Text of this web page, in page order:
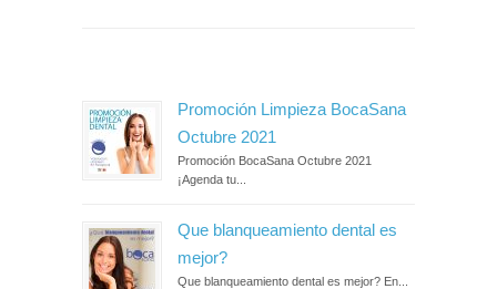
Promoción Limpieza BocaSana
Octubre 2021
Promoción BocaSana Octubre 2021
¡Agenda tu...
Que blanqueamiento dental es
mejor?
Que blanqueamiento dental es mejor? En...